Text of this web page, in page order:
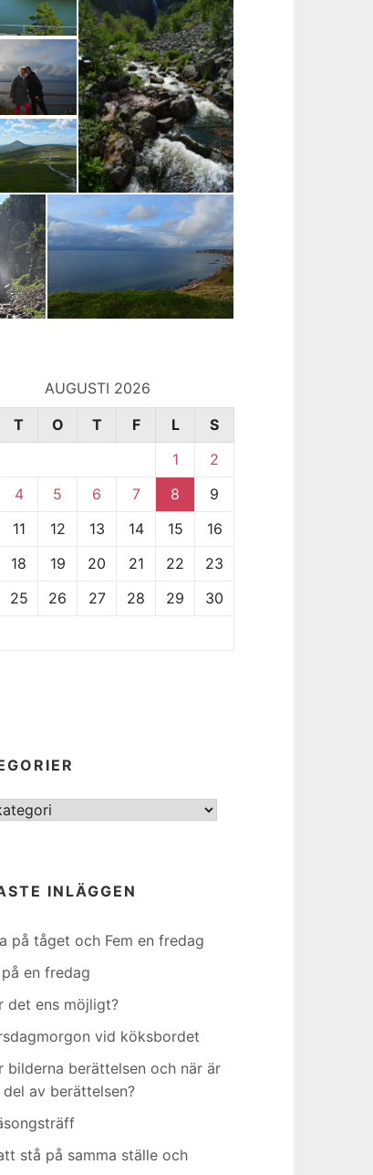
AUGUSTI 2026
T O T F L
S
1
2
4 5 6 7 8
9
11 12 13 14 15
16
18 19 20 21 22
23
25 26 27 28 29
30
INLÄGGEN
på tåget och Fem en fredag
på en fredag
det ens möjligt?
vid köksbordet
bilderna berättelsen och när är
del av berättelsen?
stå på samma ställe och